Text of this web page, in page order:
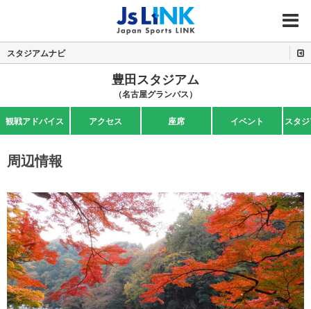
MENU
スタジアムナビ
豊田スタジアム
（名古屋グランパス）
観戦アドバイス アクセス 座席 イベント スタ
周辺情報